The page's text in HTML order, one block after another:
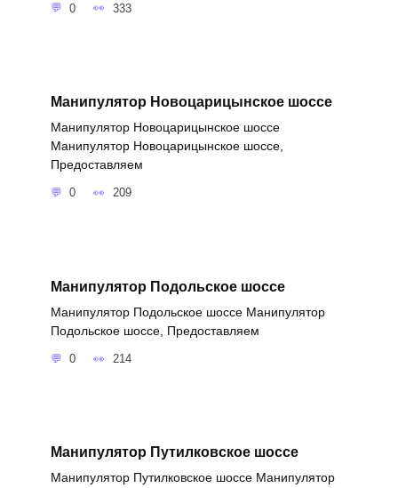
0 333
Манипулятор Новоцарицынское шоссе
Манипулятор Новоцарицынское шоссе
Манипулятор Новоцарицынское шоссе,
Предоставляем
0 209
Манипулятор Подольское шоссе
Манипулятор Подольское шоссе Манипулятор
Подольское шоссе, Предоставляем
0 214
Манипулятор Путилковское шоссе
Манипулятор Путилковское шоссе Манипулятор